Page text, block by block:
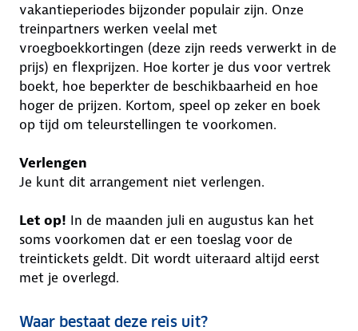
vakantieperiodes bijzonder populair zijn. Onze
treinpartners werken veelal met
vroegboekkortingen (deze zijn reeds verwerkt in de
prijs) en flexprijzen. Hoe korter je dus voor vertrek
boekt, hoe beperkter de beschikbaarheid en hoe
hoger de prijzen. Kortom, speel op zeker en boek
op tijd om teleurstellingen te voorkomen.
Verlengen
Je kunt dit arrangement niet verlengen.
Let op! In de maanden juli en augustus kan het
soms voorkomen dat er een toeslag voor de
treintickets geldt. Dit wordt uiteraard altijd eerst
met je overlegd.
Waar bestaat deze reis uit?